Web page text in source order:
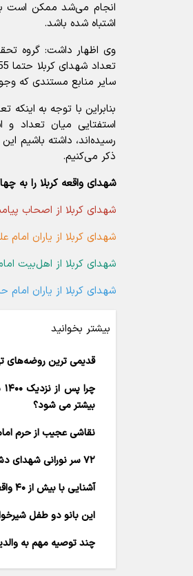
انجام می‌شد ممکن است
اشتباه شده باشد.
وی اظهار داشت: گروه
سایر منابع مستندی که
بنابراین با توجه به
استفتایی میان تعداد و
رسیده‌اند، داشته باشیم
ذکر می‌کنیم.
شهداى واقعه کربلا را به
شهدای کربلا از اصحاب
شهدای کربلا از یاران امام
شهدای کربلا از اهل‌بیت
شهدای کربلا از یاران
بیشتر بخوانید
قدیمی ترین روضه‌های
بیشتر می شود؟
نقاشی عجیب از حرم
۷۲ سر نورانی شهدای دشت کربلا چگونه بین قبایل تقسیم شد؟
آشنایی با بیش از ۴۰ واقعه مهم رخ داده در کربلا فقط ده روز ابتدایی محرم الحرام
این بانو دو طفل
چند توصیه مهم به